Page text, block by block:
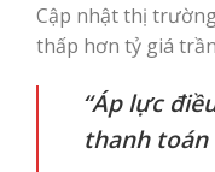
Cập nhật thị
thấp hơn tỷ giá
“Áp lực
thanh toán